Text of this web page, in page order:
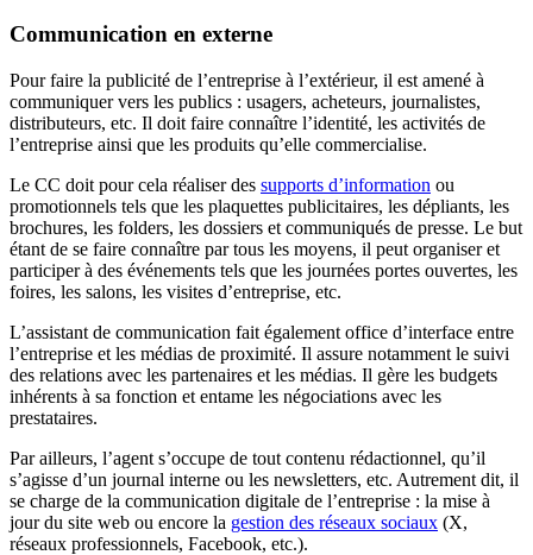
Communication en externe
Pour faire la publicité de l’entreprise à l’extérieur, il est amené à
communiquer vers les publics : usagers, acheteurs, journalistes,
distributeurs, etc. Il doit faire connaître l’identité, les activités de
l’entreprise ainsi que les produits qu’elle commercialise.
Le CC doit pour cela réaliser des supports d’information ou
promotionnels tels que les plaquettes publicitaires, les dépliants, les
brochures, les folders, les dossiers et communiqués de presse. Le but
étant de se faire connaître par tous les moyens, il peut organiser et
participer à des événements tels que les journées portes ouvertes, les
foires, les salons, les visites d’entreprise, etc.
L’assistant de communication fait également office d’interface entre
l’entreprise et les médias de proximité. Il assure notamment le suivi
des relations avec les partenaires et les médias. Il gère les budgets
inhérents à sa fonction et entame les négociations avec les
prestataires.
Par ailleurs, l’agent s’occupe de tout contenu rédactionnel, qu’il
s’agisse d’un journal interne ou les newsletters, etc. Autrement dit, il
se charge de la communication digitale de l’entreprise : la mise à
jour du site web ou encore la gestion des réseaux sociaux (X,
réseaux professionnels, Facebook, etc.).